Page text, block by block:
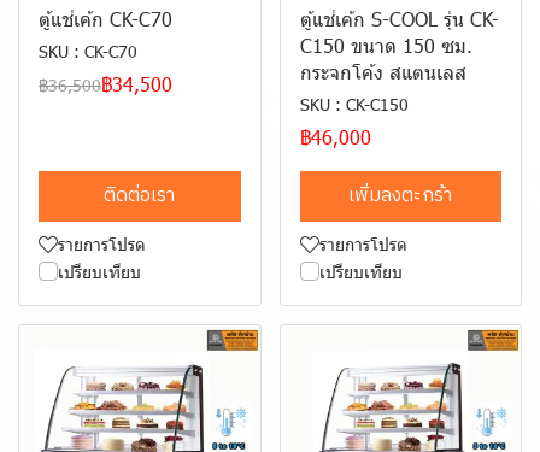
ตู้แช่เค้ก CK-C70
SKU : CK-C70
฿36,500฿34,500
ติดต่อเรา
รายการโปรด
เปรียบเทียบ
ตู้แช่เค้ก S-COOL รุ่น CK-
C150 ขนาด 150 ซม.
กระจกโค้ง สแตนเลส
SKU : CK-C150
฿46,000
เพิ่มลงตะกร้า
รายการโปรด
เปรียบเทียบ